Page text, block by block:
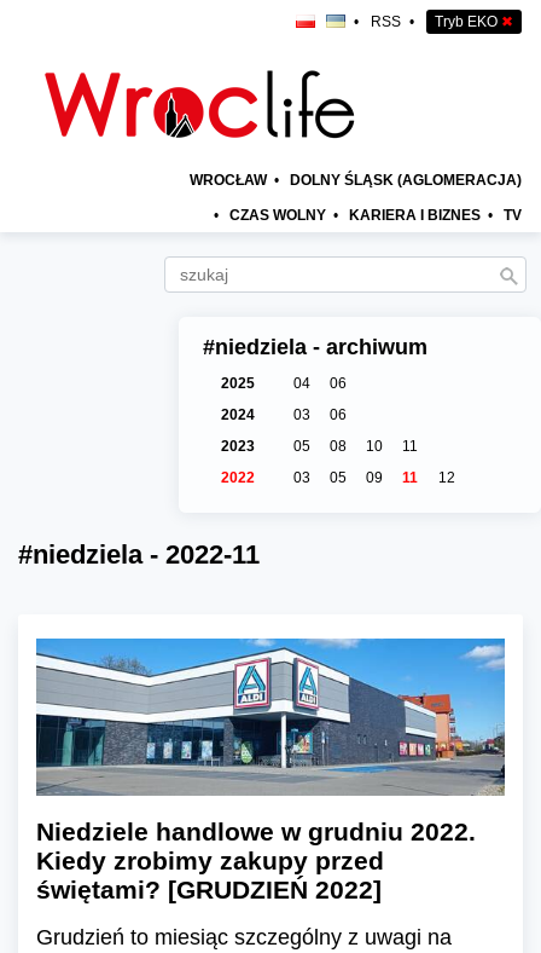
• RSS • Tryb EKO ✖
WROCŁAW • DOLNY ŚLĄSK (AGLOMERACJA)
• CZAS WOLNY • KARIERA I BIZNES • TV
#niedziela - archiwum
2025 04
06
2024
03
06
2023
05 08 10
11
2022
03 05 09 11 12
#niedziela - 2022-11
Niedziele handlowe w grudniu 2022.
Kiedy zrobimy zakupy przed
świętami? [GRUDZIEŃ 2022]
Grudzień to miesiąc szczególny z uwagi na